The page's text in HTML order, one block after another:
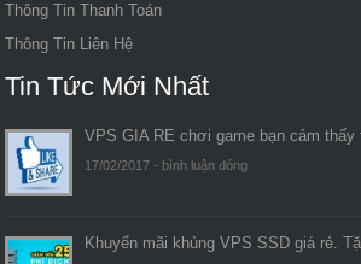
Thông Tin Thanh Toán
Thông Tin Liên Hệ
Tin Tức Mới Nhất
VPS GIA RE chơi game bạn cảm thấy
17/02/2017 - bình luận đóng
Khuyến mãi khủng VPS SSD giá rẻ.